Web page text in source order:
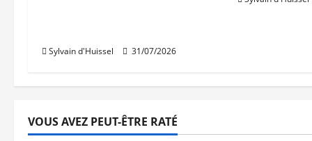
Sylvain d'Huissel 31/07/2026
VOUS AVEZ PEUT-ÊTRE RATÉ
Abonnés
Financement